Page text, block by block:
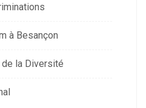
à Besançon
la Diversité